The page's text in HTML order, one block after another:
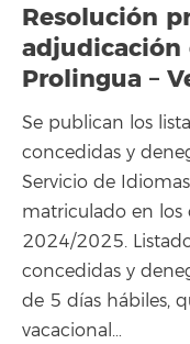
Resolución
adjudicación
Prolingua –
Se publican los
concedidas y
Servicio de
matriculado en los
2024/2025.
concedidas y
de 5 días hábiles,
vacacional…